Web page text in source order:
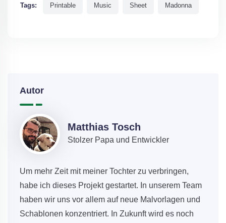
Tags: Printable Music Sheet Madonna
Autor
Matthias Tosch
Stolzer Papa und Entwickler
Um mehr Zeit mit meiner Tochter zu verbringen,
habe ich dieses Projekt gestartet. In unserem Team
haben wir uns vor allem auf neue Malvorlagen und
Schablonen konzentriert. In Zukunft wird es noch